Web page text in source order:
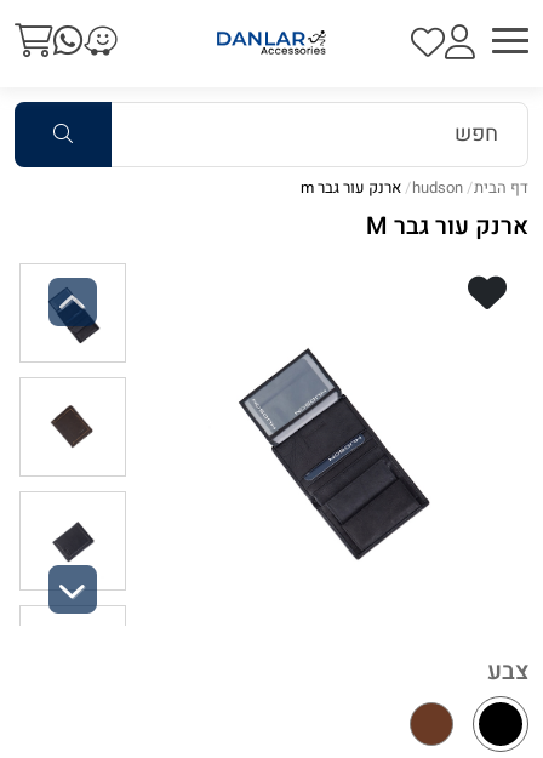
דף הבית hudson ארנק עור גבר m
ארנק עור גבר M
צבע
Previous
Next